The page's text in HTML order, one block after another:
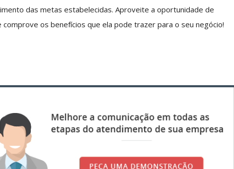
das metas estabelecidas. Aproveite a oportunidade de
comprove os benefícios que ela pode trazer para o seu negócio!